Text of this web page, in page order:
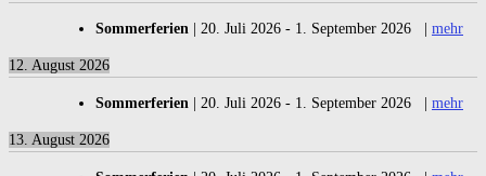
Sommerferien | 20. Juli 2026 - 1. September 2026 | mehr
12. August 2026
Sommerferien | 20. Juli 2026 - 1. September 2026 | mehr
13. August 2026